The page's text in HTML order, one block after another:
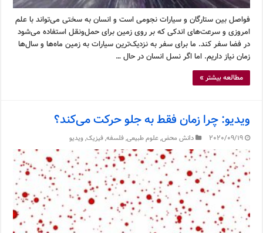
فواصل بین ستارگان و سیارات نجومی است و انسان به سختی می‌تواند با علم
امروزی و سرعت‌های اندکی که بر روی زمین برای حمل‌ونقل استفاده می‌شود
در فضا سفر کند. ما برای سفر به نزدیک‌ترین سیارات به زمین ماه‌ها و سال‌ها
زمان نیاز داریم. اما اگر نسل انسان در حال …
مطالعه بیشتر »
ویدیو: چرا زمان فقط به جلو حرکت می‌کند؟
2020/09/19 دانش محض,علوم طبیعی,فلسفه,فیزیک,ویدیو